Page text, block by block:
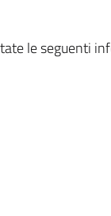
le seguenti